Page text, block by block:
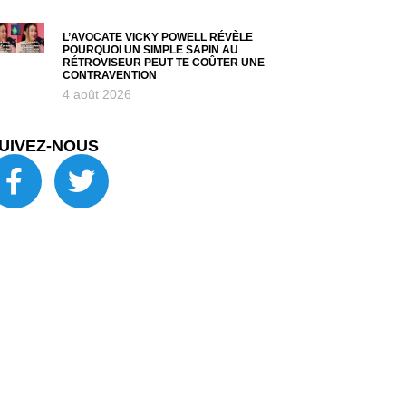
L’AVOCATE VICKY POWELL RÉVÈLE
POURQUOI UN SIMPLE SAPIN AU
RÉTROVISEUR PEUT TE COÛTER UNE
CONTRAVENTION
4 août 2026
NOUS